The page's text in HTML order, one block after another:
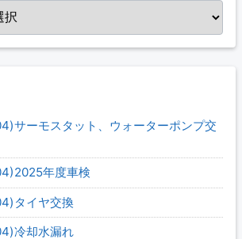
サーモスタット、ウォーターポンプ交
年度車検
タイヤ交換
冷却水漏れ